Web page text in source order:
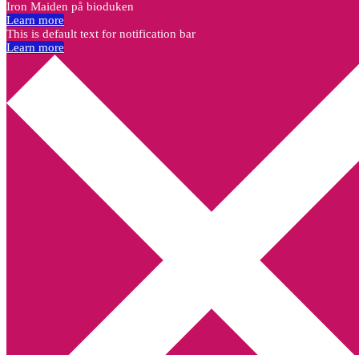
Iron Maiden på bioduken
Learn more
This is default text for notification bar
Learn more